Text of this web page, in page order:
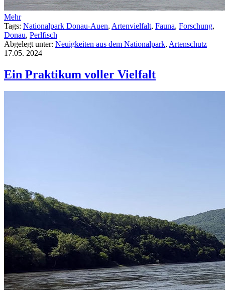
Mehr
Tags: Nationalpark Donau-Auen, Artenvielfalt, Fauna, Forschung,
Donau, Perlfisch
Abgelegt unter: Neuigkeiten aus dem Nationalpark, Artenschutz
17.05. 2024
Ein Praktikum voller Vielfalt